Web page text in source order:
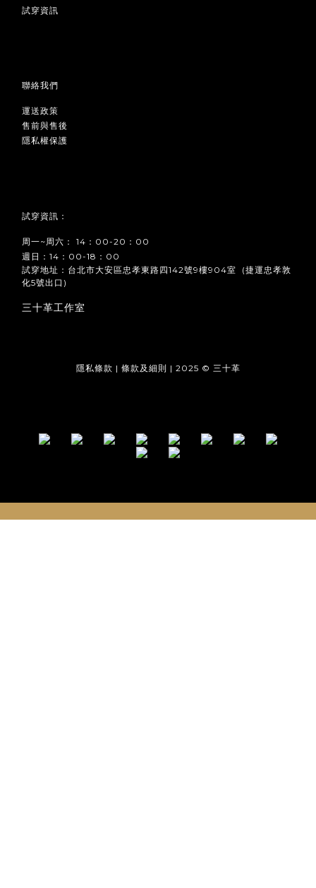
試穿資訊
聯絡我們
運送政策
售前與售後
隱私權保護
試穿資訊：
周一~周六： 14：00-20：00
週日：14：00-18：00
試穿地址：台北市大安區忠孝東路四142號9樓904室 (捷運忠孝敦
化5號出口)
三十革工作室
隱私條款 | 條款及細則 | 2025 © 三十革